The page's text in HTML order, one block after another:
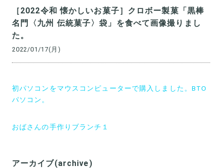
［2022令和 懐かしいお菓子］クロボー製菓「黒棒
名門〈九州 伝統菓子〉袋」を食べて画像撮りまし
た。
2022/01/17(月)
投
稿
ビ
ー
初パソコンをマウスコンピューターで購入しました。BTO
パソコン。
おばさんの手作りブランチ１
アーカイブ(archive)